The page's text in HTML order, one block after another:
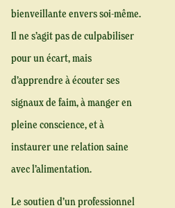
bienveillante envers soi-même.
Il ne s’agit pas de culpabiliser
pour un écart, mais
d’apprendre à écouter ses
signaux de faim, à manger en
pleine conscience, et à
instaurer une relation saine
avec l’alimentation.
Le soutien d’un professionnel